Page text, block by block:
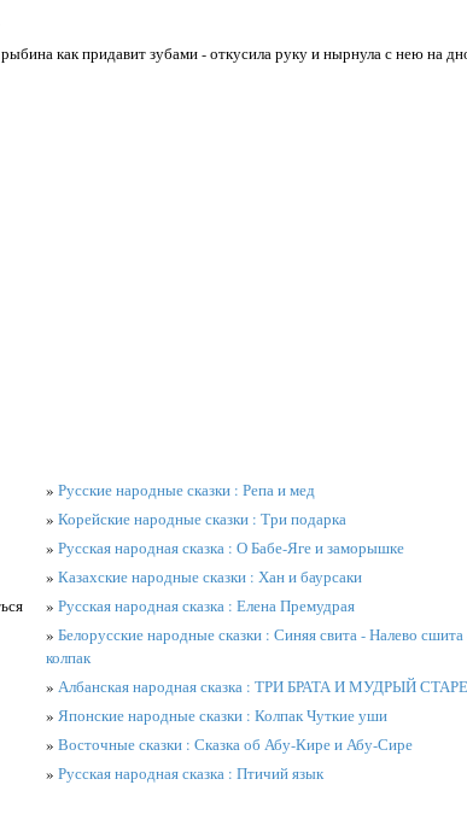
как придавит зубами - откусила руку и нырнула с нею на
» Русские народные сказки : Репа и мед
» Корейские народные сказки : Три подарка
» Русская народная сказка : О Бабе-Яге и заморышке
» Казахские народные сказки : Хан и баурсаки
» Русская народная сказка : Елена Премудрая
» Белорусские народные сказки : Синяя свита - Налево
колпак
» Албанская народная сказка : ТРИ БРАТА И МУДРЫЙ
» Японские народные сказки : Колпак Чуткие уши
» Восточные сказки : Сказка об Абу-Кире и Абу-Сире
» Русская народная сказка : Птичий язык